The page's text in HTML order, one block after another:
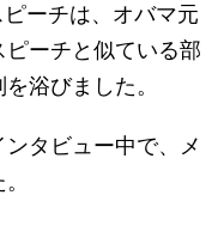
ーチは、オバマ元
ーチと似ている部
浴びました。
タビュー中で、メ